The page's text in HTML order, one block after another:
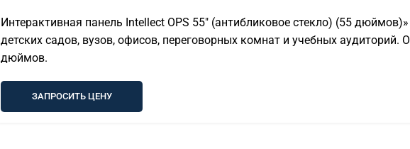
Интерактивная панель Intellect OPS 55″ (антибликовое стекло) (55
детских садов, вузов, офисов, переговорных комнат и учебных
дюймов.
ЗАПРОСИТЬ ЦЕНУ